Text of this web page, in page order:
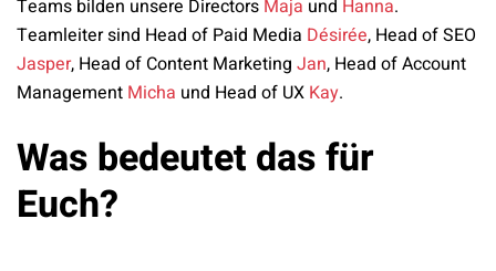
Teams bilden unsere Directors Maja und Hanna.
Teamleiter sind Head of Paid Media Désirée, Head of SEO
Jasper, Head of Content Marketing Jan, Head of Account
Management Micha und Head of UX Kay.
Was bedeutet das für
Euch?